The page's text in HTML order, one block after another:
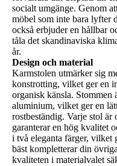
socialt umgänge. Genom
möbel som inte bara lyfter
också erbjuder en hållbar
tåla det skandinaviska
år.
Design och material
Karmstolen utmärker sig
konstrotting, vilket ger en
organisk känsla.
aluminium, vilket ger en
rostbeständig. Varje stol
garanterar en hög kvalitet
i två eleganta färger, vilket
bäst kompletterar din
kvaliteten i materialvalet